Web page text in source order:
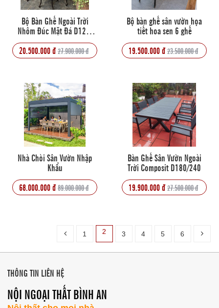
Bộ Bàn Ghế Ngoài Trời
Nhôm Đúc Mặt Đá D120-
10G
20.500.000 đ27.900.000 đ
Bộ bàn ghế sân vườn họa
tiết hoa sen 6 ghế
19.500.000 đ23.500.000 đ
Nhà Chòi Sân Vườn Nhập
Khẩu
68.000.000 đ89.000.000 đ
Bàn Ghế Sân Vườn Ngoài
Trời Composit D180/240
19.900.000 đ27.500.000 đ
1 2 3 4 5 6
THÔNG TIN LIÊN HỆ
NỘI NGOẠI THẤT BÌNH AN